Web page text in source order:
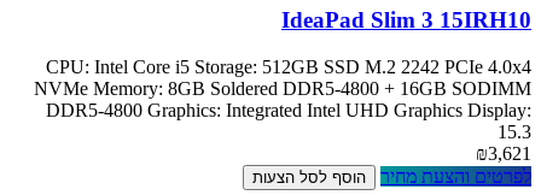
IdeaPad Slim 3 15IRH10
CPU: Intel Core i5 Storage: 512GB SSD M.2 2242 PCIe 4.0x4
NVMe Memory: 8GB Soldered DDR5-4800 + 16GB SODIMM
DDR5-4800 Graphics: Integrated Intel UHD Graphics Display:
15.3
₪3,621
לפרטים והצעת מחיר
הוסף לסל הצעות